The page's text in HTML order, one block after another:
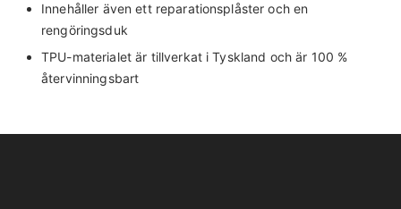
Innehåller även ett reparationsplåster och en
rengöringsduk
TPU-materialet är tillverkat i Tyskland och är 100 %
återvinningsbart